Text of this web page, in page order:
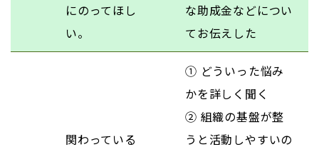
にのってほし
い。
な助成金などについ
てお伝えした
関わっている
① どういった悩み
かを詳しく聞く
② 組織の基盤が整
うと活動しやすいの